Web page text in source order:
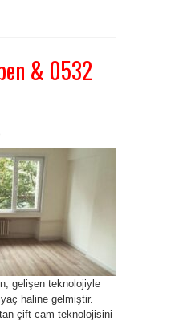
& 0532
gelişen teknolojiyle
haline gelmiştir.
çift cam teknolojisini